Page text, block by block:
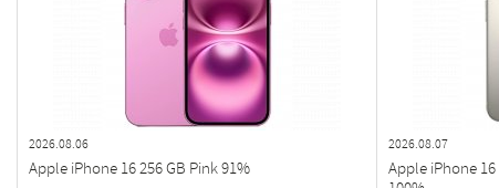
2026.08.06
Apple iPhone 16 256 GB Pink 91%
2026.08.07
Apple iPhone